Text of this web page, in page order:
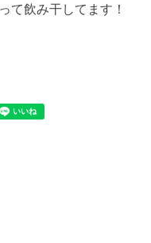
て飲み干してます！